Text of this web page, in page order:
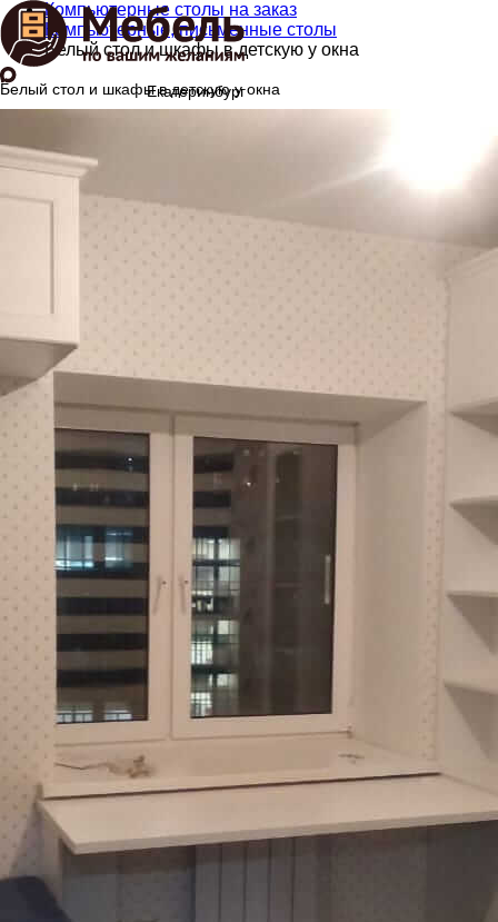
Екатеринбург
Перезвонить
Главная
Распашные шкафы
Шкафы-купе
Шкафы на балкон
Для гостиной
Для прихожей
Мебель для ванной
Кровати
Компьютерные столы
Стойки администратора
Шпонированная мебель
Стоимость
Информация
О компании
Новости, акции
Блог
Сотрудничество
Вакансии
Контакты
Компьютерные столы на заказ
Компьютерные, письменные столы
Белый стол и шкафы в детскую у окна
Белый стол и шкафы в детскую у окна